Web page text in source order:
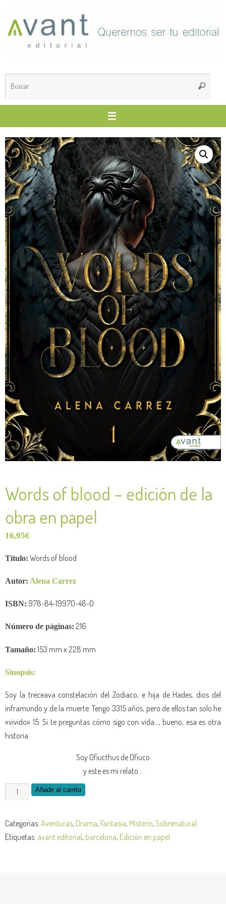
Words of blood – edición de la
obra en papel
16,95€
Título: Words of blood
Autor: Alena Carrez
ISBN: 978-84-19970-48-0
Número de páginas: 216
Tamaño: 153 mm x 228 mm
Sinopsis:
Soy la treceava constelación del Zodiaco, e hija de Hades, dios del
inframundo y de la muerte. Tengo 3315 años, pero de ellos tan solo he
«vivido» 15. Si te preguntas cómo sigo con vida…, bueno, esa es otra
historia.
Soy Ofiucthus de Ofiuco
y este es mi relato…
Añadir al carrito
Categorías:Aventuras, Drama, Fantasía, Misterio,Sobrenatural
Etiquetas: avant editorial, barcelona, Edición en papel